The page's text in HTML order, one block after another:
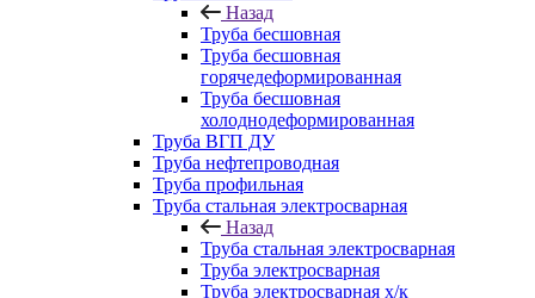
Назад
Труба бесшовная
Труба бесшовная
горячедеформированная
Труба бесшовная
холоднодеформированная
Труба ВГП ДУ
Труба нефтепроводная
Труба профильная
Труба стальная электросварная
Назад
Труба стальная электросварная
Труба электросварная
Труба электросварная х/к